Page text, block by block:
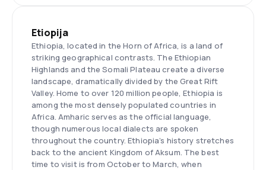
Etiopija
Ethiopia, located in the Horn of Africa, is a land of
striking geographical contrasts. The Ethiopian
Highlands and the Somali Plateau create a diverse
landscape, dramatically divided by the Great Rift
Valley. Home to over 120 million people, Ethiopia is
among the most densely populated countries in
Africa. Amharic serves as the official language,
though numerous local dialects are spoken
throughout the country. Ethiopia’s history stretches
back to the ancient Kingdom of Aksum. The best
time to visit is from October to March, when